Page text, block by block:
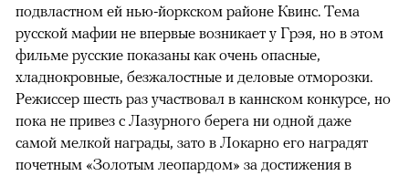
подвластном ей нью-йоркском районе Квинс. Тема
русской мафии не впервые возникает у Грэя, но в этом
фильме русские показаны как очень опасные,
хладнокровные, безжалостные и деловые отморозки.
Режиссер шесть раз участвовал в каннском конкурсе, но
пока не привез с Лазурного берега ни одной даже
самой мелкой награды, зато в Локарно его наградят
почетным «Золотым леопардом» за достижения в